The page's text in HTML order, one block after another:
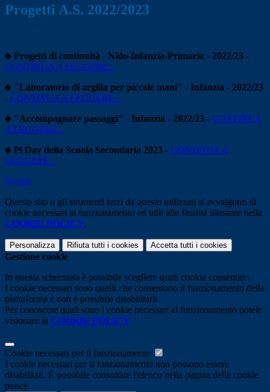
Progetti A.S. 2022/2023
♣ Progetti di continuità - Nido-Infanzia-Primaria - 2022/23 -
CONTINUA A LEGGERE...
♣ "Laboratorio di argilla per piccole mani" - Infanzia - 2022/23
- CONTINUA A LEGGERE...
♣ "Accompagnare passaggi" - Infanzia - 2022/23 - CONTINUA
A LEGGERE...
♣ Pi Day della Scuola Secondaria 2023 - CONTINUA A
LEGGERE...
Notizie
Questo sito o gli strumenti terzi da questo utilizzati si avvalgono di
cookie necessari al funzionamento ed utili alle finalità illustrate nella
COOKIE POLICY.
Personalizza Rifiuta tutti i cookies Accetta tutti i cookies
Gestione cookie
In questa schermata è possibile scegliere quali cookie consentire.
I cookie necessari sono quelli che consentono il funzionamento della
piattaforma e non è possibile disabilitarli.
Per conoscere quali sono i cookie necessari al funzionamento potete
visionare la COOKIE POLICY.
Cookie necessari per il funzionamento
I cookie necessari per il funzionamento non possono essere
disabilitati. È possibile consultare l'elenco nella pagina della cookie
policy.